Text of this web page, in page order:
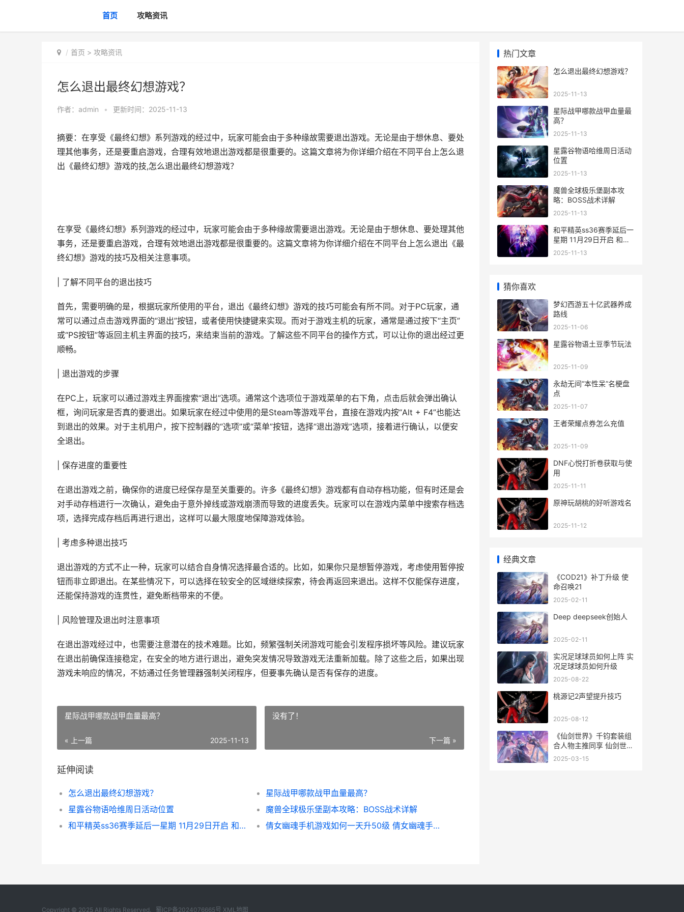
首页 攻略资讯
首页 > 攻略资讯
怎么退出最终幻想游戏？
作者： admin • 更新时间：2025-11-13
摘要：在享受《最终幻想》系列游戏的经过中，玩家可能会由于多种缘故需要退出游戏。无论是由于想休息、要处
理其他事务，还是要重启游戏，合理有效地退出游戏都是很重要的。这篇文章将为你详细介绍在不同平台上怎么退
出《最终幻想》游戏的技,怎么退出最终幻想游戏？
在享受《最终幻想》系列游戏的经过中，玩家可能会由于多种缘故需要退出游戏。无论是由于想休息、要处理其他
事务，还是要重启游戏，合理有效地退出游戏都是很重要的。这篇文章将为你详细介绍在不同平台上怎么退出《最
终幻想》游戏的技巧及相关注意事项。
| 了解不同平台的退出技巧
首先，需要明确的是，根据玩家所使用的平台，退出《最终幻想》游戏的技巧可能会有所不同。对于PC玩家，通
常可以通过点击游戏界面的“退出”按钮，或者使用快捷键来实现。而对于游戏主机的玩家，通常是通过按下“主页”
或“PS按钮”等返回主机主界面的技巧，来结束当前的游戏。了解这些不同平台的操作方式，可以让你的退出经过更
顺畅。
| 退出游戏的步骤
在PC上，玩家可以通过游戏主界面搜索“退出”选项。通常这个选项位于游戏菜单的右下角，点击后就会弹出确认
框，询问玩家是否真的要退出。如果玩家在经过中使用的是Steam等游戏平台，直接在游戏内按“Alt + F4”也能达
到退出的效果。对于主机用户，按下控制器的“选项”或“菜单”按钮，选择“退出游戏”选项，接着进行确认，以便安
全退出。
| 保存进度的重要性
在退出游戏之前，确保你的进度已经保存是至关重要的。许多《最终幻想》游戏都有自动存档功能，但有时还是会
对手动存档进行一次确认，避免由于意外掉线或游戏崩溃而导致的进度丢失。玩家可以在游戏内菜单中搜索存档选
项，选择完成存档后再进行退出，这样可以最大限度地保障游戏体验。
| 考虑多种退出技巧
退出游戏的方式不止一种，玩家可以结合自身情况选择最合适的。比如，如果你只是想暂停游戏，考虑使用暂停按
钮而非立即退出。在某些情况下，可以选择在较安全的区域继续探索，待会再返回来退出。这样不仅能保存进度，
还能保持游戏的连贯性，避免断档带来的不便。
| 风险管理及退出时注意事项
在退出游戏经过中，也需要注意潜在的技术难题。比如，频繁强制关闭游戏可能会引发程序损坏等风险。建议玩家
在退出前确保连接稳定，在安全的地方进行退出，避免突发情况导致游戏无法重新加载。除了这些之后，如果出现
游戏未响应的情况，不妨通过任务管理器强制关闭程序，但要事先确认是否有保存的进度。
星际战甲哪款战甲血量最高？
« 上一篇 2025-11-13
没有了！
下一篇 »
延伸阅读
怎么退出最终幻想游戏？
星际战甲哪款战甲血量最高？
星露谷物语哈维周日活动位置
魔兽全球极乐堡副本攻略：BOSS战术详解
和平精英ss36赛季延后一星期 11月29日开启 和平精英SS36赛季怎样才能获得身法裤
倩女幽魂手机游戏如何一天升50级 倩女幽魂手机游戏
热门文章
怎么退出最终幻想游戏？
2025-11-13
星际战甲哪款战甲血量最
高？
2025-11-13
星露谷物语哈维周日活动
位置
2025-11-13
魔兽全球极乐堡副本攻
略：BOSS战术详解
2025-11-13
和平精英ss36赛季延后一
星期 11月29日开启 和平
精英SS36赛季怎样才能
2025-11-13
猜你喜欢
梦幻西游五十亿武器养成
路线
2025-11-06
星露谷物语土豆季节玩法
2025-11-09
永劫无间“本性呆”名梗盘
点
2025-11-07
王者荣耀点券怎么充值
2025-11-09
DNF心悦打折卷获取与使
用
2025-11-11
原神玩胡桃的好听游戏名
2025-11-12
经典文章
《COD21》补丁升级 使
命召唤21
2025-02-11
Deep deepseek创始人
2025-02-11
实况足球球员如何上阵 实
况足球球员如何升级
2025-08-22
桃源记2声望提升技巧
2025-08-12
《仙剑世界》千钧套装组
合人物主推同享 仙剑世界
好玩吗
2025-03-15
Copyright © 2025 All Rights Reserved. 蜀ICP备2024076665号 XML地图